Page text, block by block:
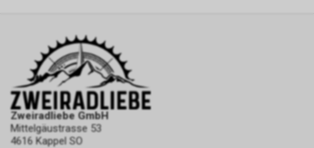
Zweiradliebe GmbH
Mittelgäustrasse 53
4616 Kappel SO